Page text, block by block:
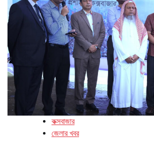
কক্সবাজার
জেলার খবর